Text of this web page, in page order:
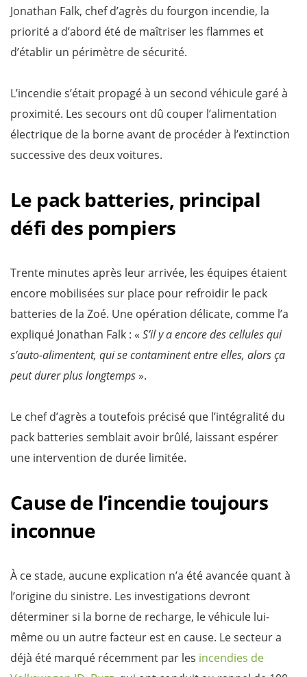
Jonathan Falk, chef d’agrès du fourgon incendie, la
priorité a d’abord été de maîtriser les flammes et
d’établir un périmètre de sécurité.
L’incendie s’était propagé à un second véhicule garé à
proximité. Les secours ont dû couper l’alimentation
électrique de la borne avant de procéder à l’extinction
successive des deux voitures.
Le pack batteries, principal
défi des pompiers
Trente minutes après leur arrivée, les équipes étaient
encore mobilisées sur place pour refroidir le pack
batteries de la Zoé. Une opération délicate, comme l’a
expliqué Jonathan Falk : « S’il y a encore des cellules qui
s’auto-alimentent, qui se contaminent entre elles, alors ça
peut durer plus longtemps».
Le chef d’agrès a toutefois précisé que l’intégralité du
pack batteries semblait avoir brûlé, laissant espérer
une intervention de durée limitée.
Cause de l’incendie toujours
inconnue
À ce stade, aucune explication n’a été avancée quant à
l’origine du sinistre. Les investigations devront
déterminer si la borne de recharge, le véhicule lui-
même ou un autre facteur est en cause. Le secteur a
déjà été marqué récemment par les incendies de